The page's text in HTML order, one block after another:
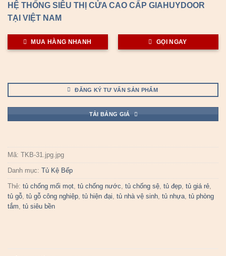
HỆ THỐNG SIÊU THỊ CỬA CAO CẤP GIAHUYDOOR
TẠI VIỆT NAM
MUA HÀNG NHANH GỌI NGAY
ĐĂNG KÝ TƯ VẤN SẢN PHẨM
TẢI BẢNG GIÁ
Mã: TKB-31.jpg.jpg
Danh mục: Tủ Kệ Bếp
Thẻ: tủ chống mối mọt, tủ chống nước, tủ chống sệ, tủ đẹp, tủ giá rẻ,
tủ gỗ, tủ gỗ công nghiệp, tủ hiện đại, tủ nhà vệ sinh, tủ nhựa, tủ phòng
tắm, tủ siêu bền